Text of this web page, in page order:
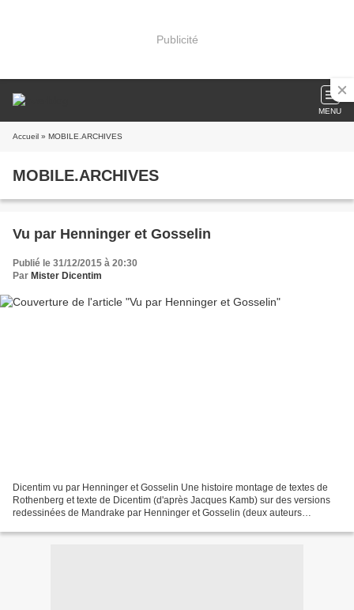
Publicité
MENU
Accueil » MOBILE.ARCHIVES
MOBILE.ARCHIVES
Vu par Henninger et Gosselin
Publié le 31/12/2015 à 20:30
Par Mister Dicentim
Dicentim vu par Henninger et Gosselin Une histoire montage de textes de
Rothenberg et texte de Dicentim (d'après Jacques Kamb) sur des versions
redessinées de Mandrake par Henninger et Gosselin (deux auteurs